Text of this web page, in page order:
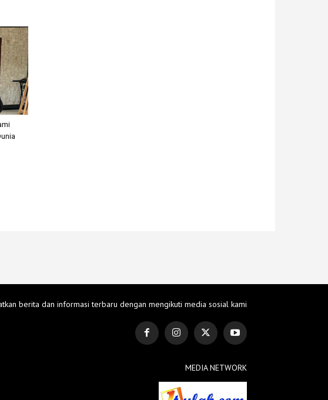
berita dan informasi terbaru dengan mengikuti media sosial kami
MEDIA NETWORK